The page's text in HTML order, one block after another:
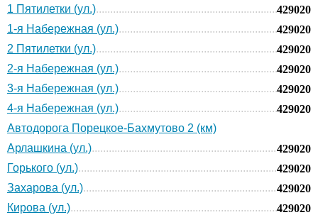
1 Пятилетки (ул.)
429020
1-я Набережная (ул.)
429020
2 Пятилетки (ул.)
429020
2-я Набережная (ул.)
429020
3-я Набережная (ул.)
429020
4-я Набережная (ул.)
429020
Автодорога Порецкое-Бахмутово 2 (км)
Арлашкина (ул.)
429020
Горького (ул.)
429020
Захарова (ул.)
429020
Кирова (ул.)
429020